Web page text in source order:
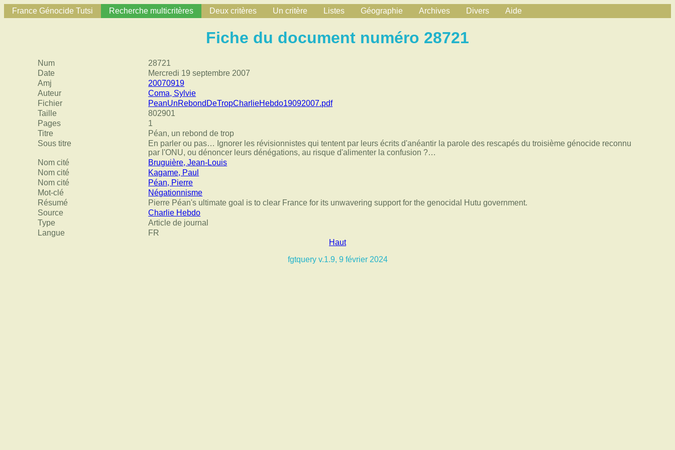
France Génocide Tutsi Recherche multicritères Deux critères Un critère Listes Géographie Archives Divers Aide
Fiche du document numéro 28721
Num
28721
Date
Mercredi 19 septembre 2007
Amj
20070919
Auteur
Coma, Sylvie
Fichier
PeanUnRebondDeTropCharlieHebdo19092007.pdf
Taille
802901
Pages
1
Titre
Péan, un rebond de trop
Sous titre
En parler ou pas… Ignorer les révisionnistes qui tentent par leurs écrits d'anéantir la parole des rescapés du troisième génocide reconnu
par l'ONU, ou dénoncer leurs dénégations, au risque d'alimenter la confusion ?…
Nom cité
Bruguière, Jean-Louis
Nom cité
Kagame, Paul
Nom cité
Péan, Pierre
Mot-clé
Négationnisme
Résumé
Pierre Péan's ultimate goal is to clear France for its unwavering support for the genocidal Hutu government.
Source
Charlie Hebdo
Type
Article de journal
Langue
FR
Haut
fgtquery v.1.9, 9 février 2024